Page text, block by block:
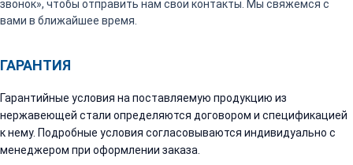
звонок», чтобы отправить нам свои контакты. Мы свяжемся с
вами в ближайшее время.
ГАРАНТИЯ
Гарантийные условия на поставляемую продукцию из
нержавеющей стали определяются договором и спецификацией
к нему. Подробные условия согласовываются индивидуально с
менеджером при оформлении заказа.